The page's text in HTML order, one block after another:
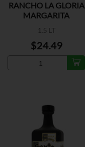
RANCHO LA GLORIA
MARGARITA
1.5 LT
$24.49